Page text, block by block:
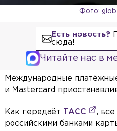
Фото:
Есть новость?
сюда!
Читайте нас в
Международные
и Mastercard
Как передаёт ТАСС
,
российскими банками